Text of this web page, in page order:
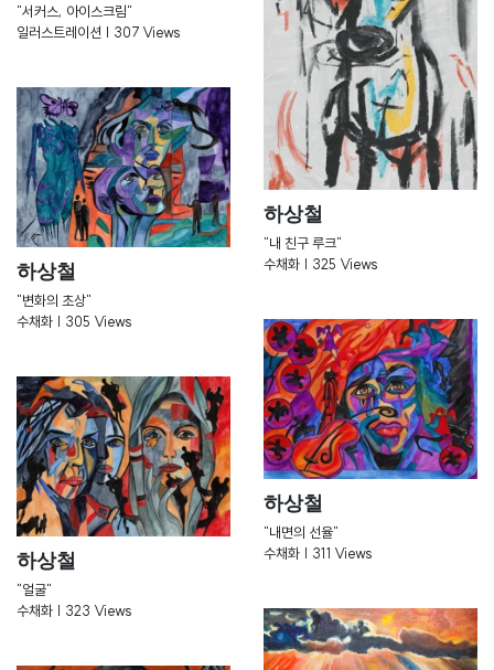
"서커스, 아이스크림"
일러스트레이션 | 307 Views
하상철
"변화의 초상"
수채화 | 305 Views
하상철
"내 친구 루크"
수채화 | 325 Views
하상철
"얼굴"
수채화 | 323 Views
하상철
"내면의 선율"
수채화 | 311 Views